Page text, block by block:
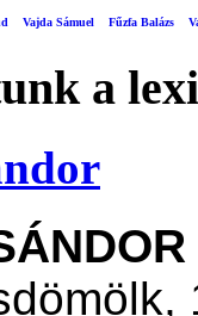
Vajda Sámuel Fűzfa Balázs
a